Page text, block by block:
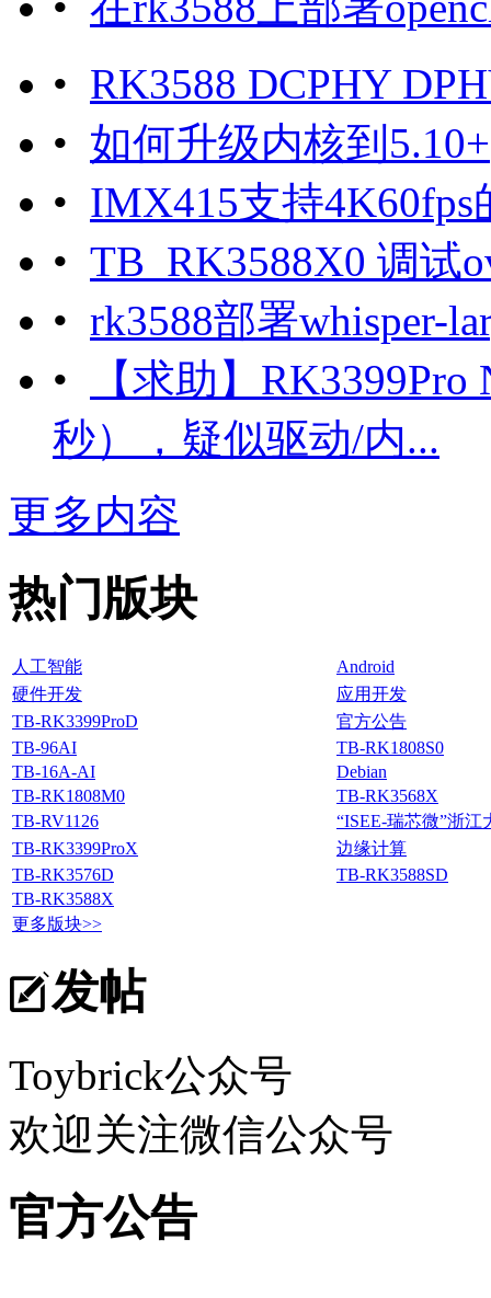
• RK3588 DCPHY
• 如何升级内核到5.10+
• IMX415支持4K60fps
• TB_RK3588X0 调试
• rk3588部署whisper-
•
【求助】
秒），疑似驱动/内...
更多内容
热门版块
人工智能
Android
硬件开发
应用开发
TB-RK3399ProD
官方公告
TB-96AI
TB-RK1808S0
TB-16A-AI
Debian
TB-RK1808M0
TB-RK3568X
TB-RV1126
“ISEE-瑞芯微”浙
TB-RK3399ProX
边缘计算
TB-RK3576D
TB-RK3588SD
TB-RK3588X
更多版块>>
发帖
Toybrick公众号
欢迎关注微信公众号
官方公告